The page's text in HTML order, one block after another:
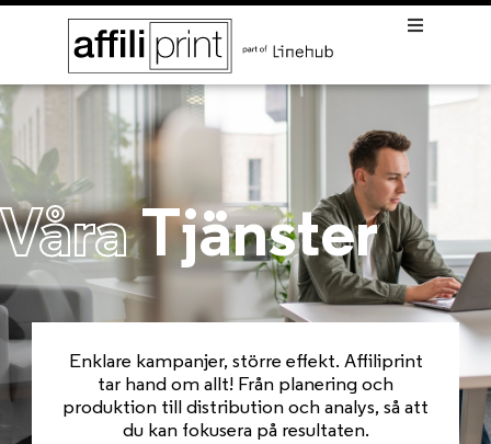
VåraTjänster
Enklare kampanjer, större effekt. Affiliprint
tar hand om allt! Från planering och
produktion till distribution och analys, så att
du kan fokusera på resultaten.